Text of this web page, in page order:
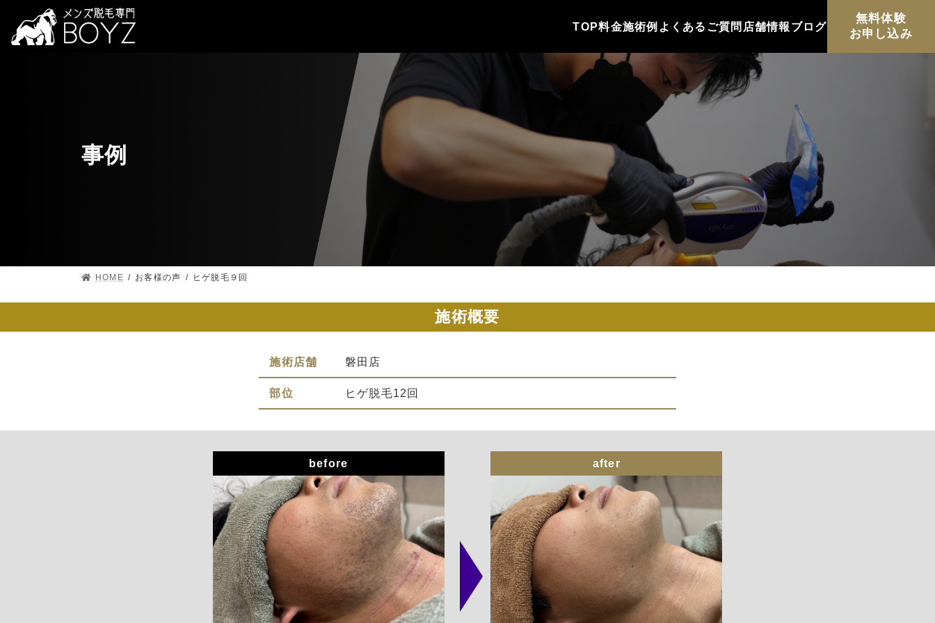
TOP料金施術例 よくあるご質問 店舗情報 ブログ
無料体験
お申し込み
事例
HOME お客様の声 ヒゲ脱毛９回
施術概要
施術店舗 磐田店
部位 ヒゲ脱毛12回
before after